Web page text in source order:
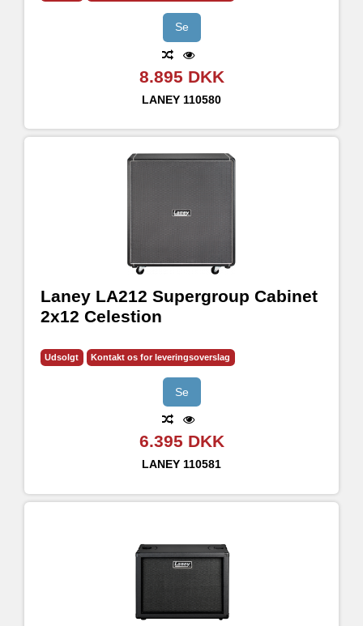
Se
8.895 DKK
LANEY 110580
Laney LA212 Supergroup Cabinet
2x12 Celestion
Udsolgt Kontakt os for leveringsoverslag
Se
6.395 DKK
LANEY 110581